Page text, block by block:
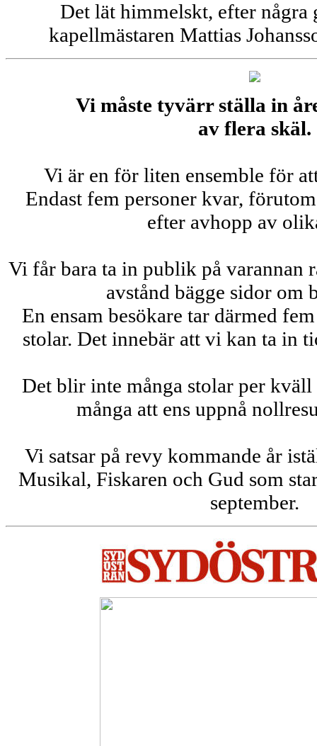
Det lät himmelskt, efter några
kapellmästaren Mattias
Vi måste tyvärr ställa in
av flera skäl.
Vi är en för liten ensemble för
Endast fem personer kvar,
efter avhopp av
Vi får bara ta in publik på varannan
avstånd bägge sidor om
En ensam besökare tar därmed
stolar. Det innebär att vi kan ta in
Det blir inte många stolar per
många att ens uppnå
Vi satsar på revy kommande år
Musikal, Fiskaren och Gud som
september.